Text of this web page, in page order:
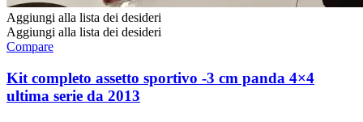
Aggiungi alla lista dei desideri
Aggiungi alla lista dei desideri
Compare
Kit completo assetto sportivo -3 cm panda 4×4
ultima serie da 2013